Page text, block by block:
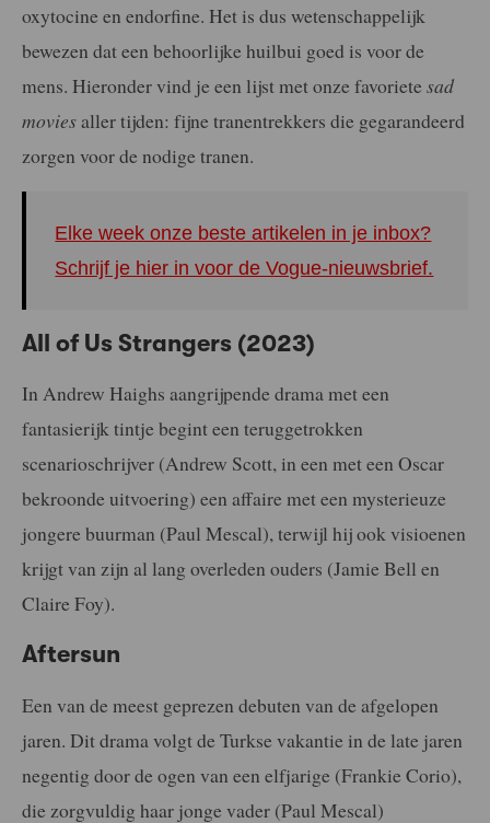
oxytocine en endorfine. Het is dus wetenschappelijk
bewezen dat een behoorlijke huilbui goed is voor de
mens. Hieronder vind je een lijst met onze favoriete sad
moviesaller tijden: fijne tranentrekkers die gegarandeerd
zorgen voor de nodige tranen.
Elke week onze beste artikelen in je inbox?
Schrijf je hier in voor de Vogue-nieuwsbrief.
All of Us Strangers (2023)
In Andrew Haighs aangrijpende drama met een
fantasierijk tintje begint een teruggetrokken
scenarioschrijver (Andrew Scott, in een met een Oscar
bekroonde uitvoering) een affaire met een mysterieuze
jongere buurman (Paul Mescal), terwijl hij ook visioenen
krijgt van zijn al lang overleden ouders (Jamie Bell en
Claire Foy).
Aftersun
Een van de meest geprezen debuten van de afgelopen
jaren. Dit drama volgt de Turkse vakantie in de late jaren
negentig door de ogen van een elfjarige (Frankie Corio),
die zorgvuldig haar jonge vader (Paul Mescal)